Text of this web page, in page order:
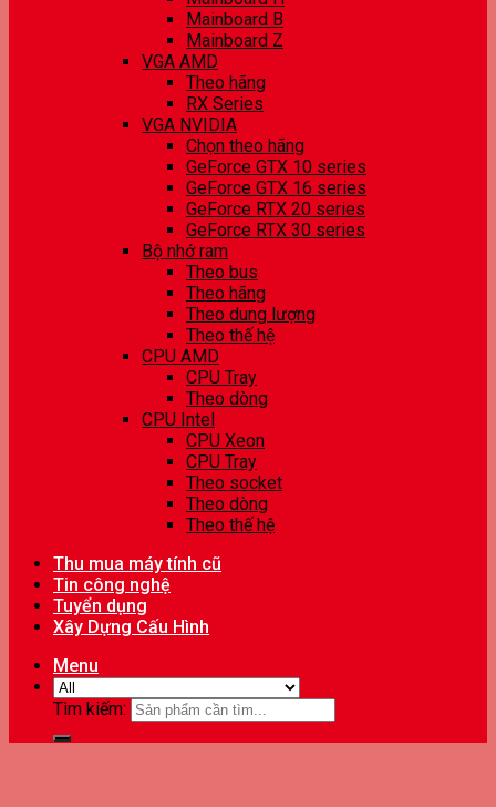
Mainboard B
Mainboard Z
VGA AMD
Theo hãng
RX Series
VGA NVIDIA
Chọn theo hãng
GeForce GTX 10 series
GeForce GTX 16 series
GeForce RTX 20 series
GeForce RTX 30 series
Bộ nhớ ram
Theo bus
Theo hãng
Theo dung lượng
Theo thế hệ
CPU AMD
CPU Tray
Theo dòng
CPU Intel
CPU Xeon
CPU Tray
Theo socket
Theo dòng
Theo thế hệ
Thu mua máy tính cũ
Tin công nghệ
Tuyển dụng
Xây Dựng Cấu Hình
Menu
Tìm kiếm: